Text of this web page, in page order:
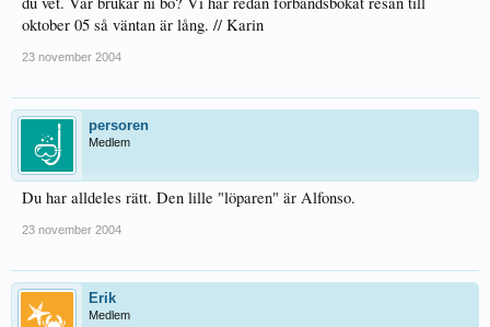
oktober 05 så väntan är lång. // Karin
23 november 2004
persoren
Medlem
Du har alldeles rätt. Den lille "löparen" är Alfonso.
23 november 2004
Erik
Medlem